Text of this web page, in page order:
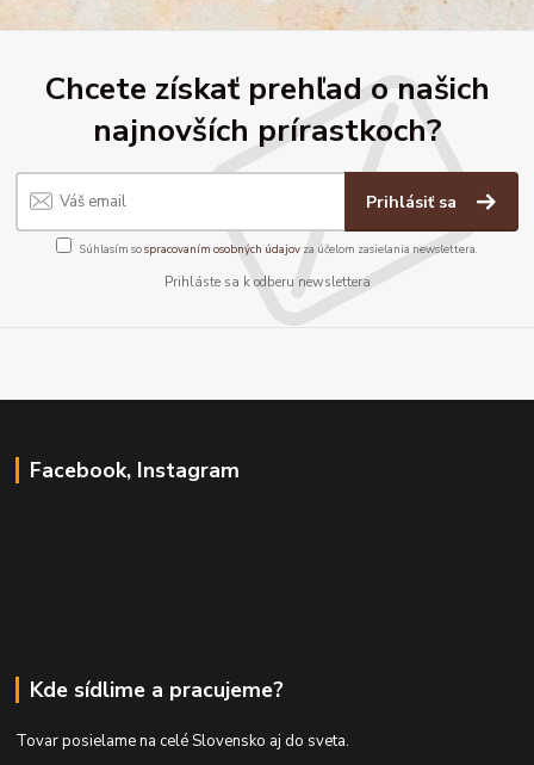
Chcete získať prehľad o našich
najnovších prírastkoch?
Prihlásiť sa
Súhlasím sospracovaním osobných údajov za účelom zasielania newslettera.
Prihláste sa k odberu newslettera
Facebook, Instagram
Kde sídlime a pracujeme?
Tovar posielame na celé Slovensko aj do sveta.